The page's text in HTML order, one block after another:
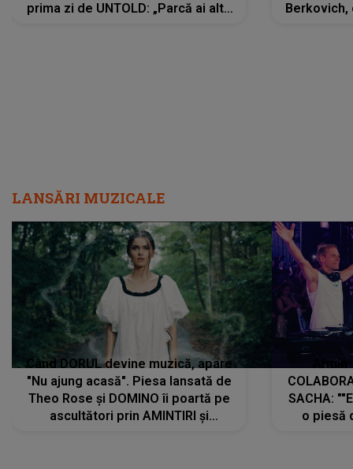
prima zi de UNTOLD: „Parcă ai altă
Berkovich,
LANSĂRI MUZICALE
Când DORUL devine muzică, apare
"Nu ajung acasă". Piesa lansată de
Theo Rose și DOMINO îi poartă pe
ascultători prin AMINTIRI și
SACHA:
o piesă